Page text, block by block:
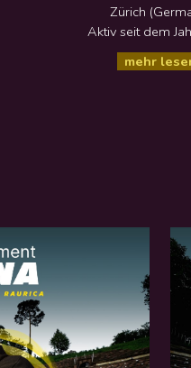
Zürich
Aktiv seit dem
mehr